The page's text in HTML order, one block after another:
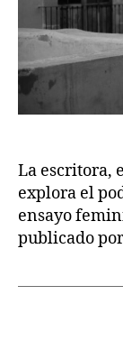
La escritora,
explora el
ensayo
publicado